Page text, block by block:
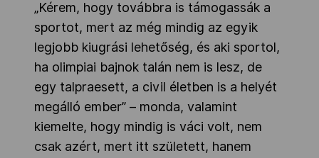
„Kérem, hogy továbbra is támogassák a
sportot, mert az még mindig az egyik
legjobb kiugrási lehetőség, és aki sportol,
ha olimpiai bajnok talán nem is lesz, de
egy talpraesett, a civil életben is a helyét
megálló ember” – monda, valamint
kiemelte, hogy mindig is váci volt, nem
csak azért, mert itt született, hanem